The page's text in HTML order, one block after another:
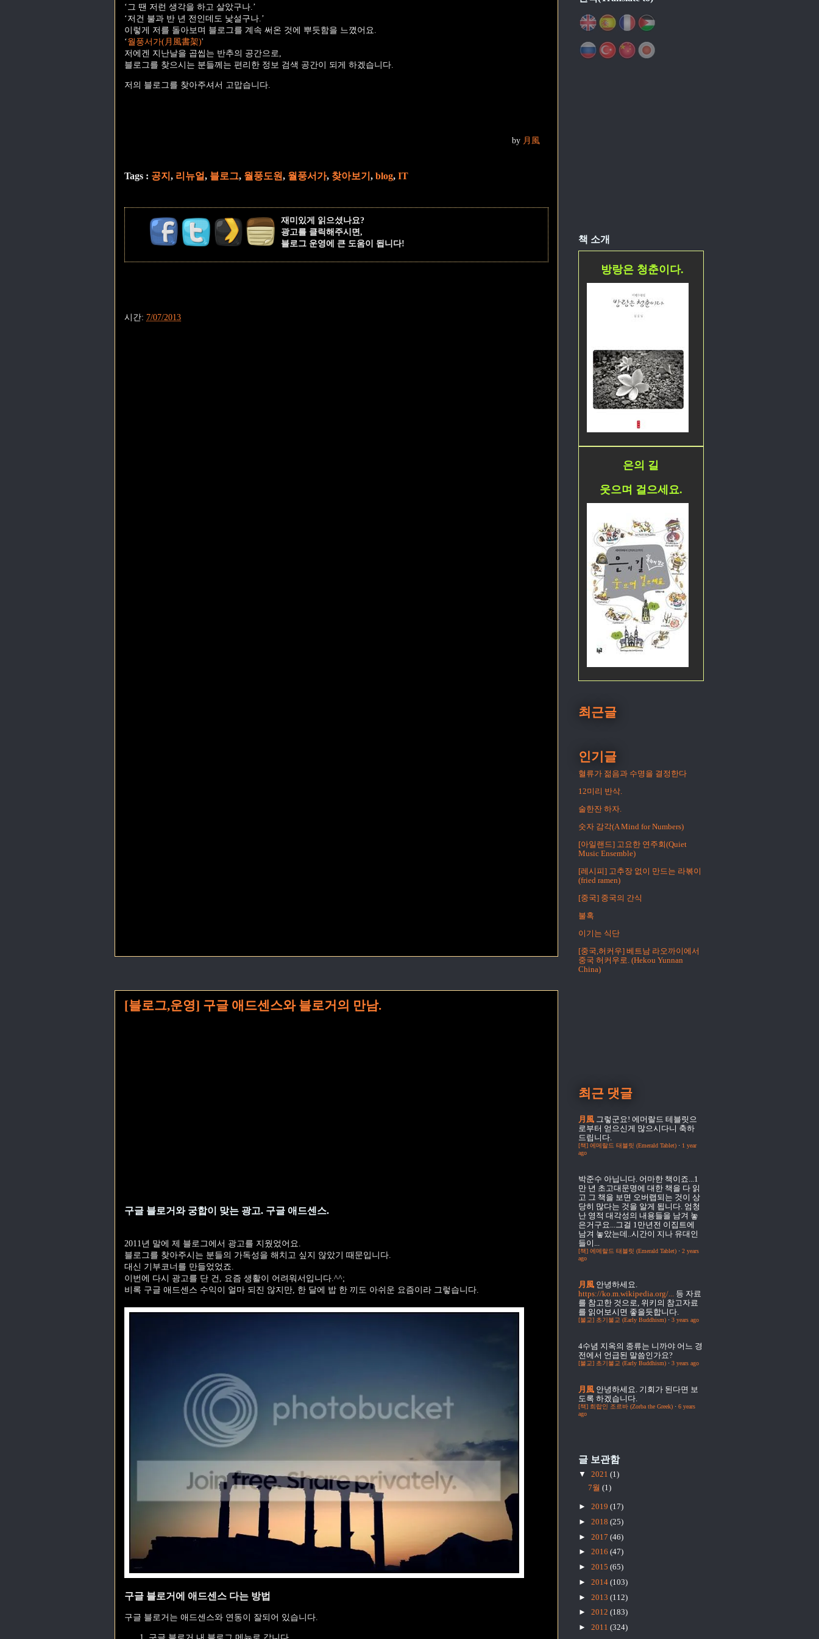
‘그 땐 저런 생각을 하고 살았구나.’
‘저건 불과 반 년 전인데도 낯설구나.’
이렇게 저를 돌아보며 블로그를 계속 써온 것에 뿌듯함을 느꼈어요.
‘월풍서가(月風書架)'
저에겐 지난날을 곱씹는 반추의 공간으로,
블로그를 찾으시는 분들께는 편리한 정보 검색 공간이 되게 하겠습니다.
저의 블로그를 찾아주셔서 고맙습니다.
by 月風
Tags : 공지, 리뉴얼, 블로그, 월풍도원, 월풍서가, 찾아보기, blog, IT
재미있게 읽으셨나요?
광고를 클릭해주시면,
블로그 운영에 큰 도움이 됩니다!
시간: 7/07/2013
[블로그,운영] 구글 애드센스와 블로거의 만남.
구글 블로거와 궁합이 맞는 광고. 구글 애드센스.
2011년 말에 제 블로그에서 광고를 지웠었어요.
블로그를 찾아주시는 분들의 가독성을 해치고 싶지 않았기 때문입니다.
대신 기부코너를 만들었었죠.
이번에 다시 광고를 단 건, 요즘 생활이 어려워서입니다.^^;
비록 구글 애드센스 수익이 얼마 되진 않지만, 한 달에 밥 한 끼도 아쉬운 요즘이라 그렇습니다.
구글 블로거에 애드센스 다는 방법
구글 블로거는 애드센스와 연동이 잘되어 있습니다.
책 소개
방랑은 청춘이다.
은의 길
웃으며 걸으세요.
최근글
인기글
혈류가 젊음과 수명을 결정한다
12미리 반삭.
술한잔 하자.
숫자 감각(A Mind for Numbers)
[아일랜드] 고요한 연주회(Quiet
Music Ensemble)
[레시피] 고추장 없이 만드는 라볶이
(fried ramen)
[중국] 중국의 간식
불혹
이기는 식단
[중국,허커우] 베트남 라오까이에서
중국 허커우로. (Hekou Yunnan
China)
최근 댓글
月風 그렇군요! 에머랄드 테블릿으
로부터 얻으신게 많으시다니 축하
드립니다.
[책] 에메랄드 태블릿 (Emerald Tablet) · 1 year
ago
박준수 아닙니다. 어마한 책이죠...1
만 년 초고대문명에 대한 책을 다 읽
고 그 책을 보면 오버랩되는 것이 상
당히 많다는 것을 알게 됩니다. 엄청
난 영적 대각성의 내용들을 남겨 놓
은거구요...그걸 1만년전 이집트에
남겨 놓았는데..시간이 지나 유대인
들이...
[책] 에메랄드 태블릿 (Emerald Tablet) · 2 years
ago
月風 안녕하세요.
https://ko.m.wikipedia.org/... 등 자료
를 참고한 것으로, 위키의 참고자료
를 읽어보시면 좋을듯합니다.
[불교] 초기불교 (Early Buddhism) · 3 years ago
4수념 지옥의 종류는 니까야 어느 경
전에서 언급된 말씀인가요?
[불교] 초기불교 (Early Buddhism) · 3 years ago
月風 안녕하세요. 기회가 된다면 보
도록 하겠습니다.
[책] 희랍인 조르바 (Zorba the Greek) · 6 years
ago
글 보관함
▼ 2021 (1)
7월 (1)
► 2019 (17)
► 2018 (25)
► 2017 (46)
► 2016 (47)
► 2015 (65)
► 2014 (103)
► 2013 (112)
► 2012 (183)
► 2011 (324)